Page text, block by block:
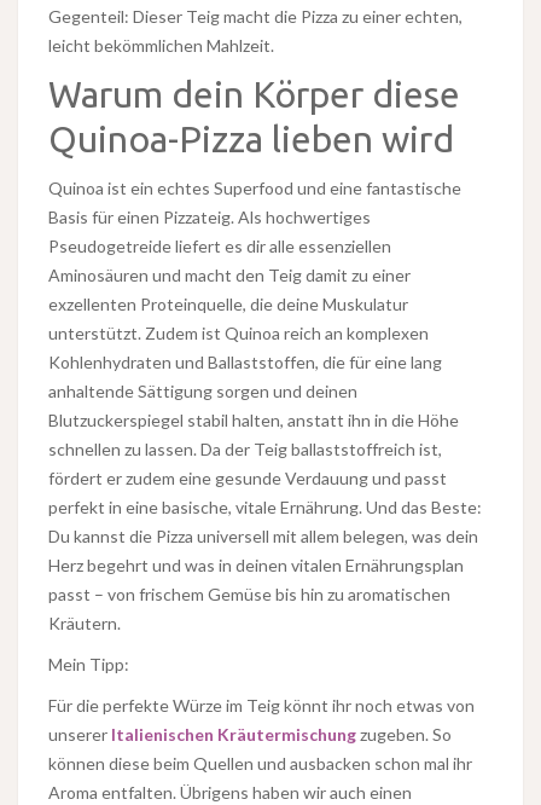
Gegenteil: Dieser Teig macht die Pizza zu einer echten,
leicht bekömmlichen Mahlzeit.
Warum dein Körper diese
Quinoa-Pizza lieben wird
Quinoa ist ein echtes Superfood und eine fantastische
Basis für einen Pizzateig. Als hochwertiges
Pseudogetreide liefert es dir alle essenziellen
Aminosäuren und macht den Teig damit zu einer
exzellenten Proteinquelle, die deine Muskulatur
unterstützt. Zudem ist Quinoa reich an komplexen
Kohlenhydraten und Ballaststoffen, die für eine lang
anhaltende Sättigung sorgen und deinen
Blutzuckerspiegel stabil halten, anstatt ihn in die Höhe
schnellen zu lassen. Da der Teig ballaststoffreich ist,
fördert er zudem eine gesunde Verdauung und passt
perfekt in eine basische, vitale Ernährung. Und das Beste:
Du kannst die Pizza universell mit allem belegen, was dein
Herz begehrt und was in deinen vitalen Ernährungsplan
passt – von frischem Gemüse bis hin zu aromatischen
Kräutern.
Mein Tipp:
Für die perfekte Würze im Teig könnt ihr noch etwas von
unserer Italienischen Kräutermischungzugeben. So
können diese beim Quellen und ausbacken schon mal ihr
Aroma entfalten. Übrigens haben wir auch einen